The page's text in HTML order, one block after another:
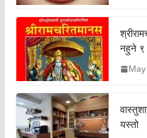
नहुने ९
यस्तो